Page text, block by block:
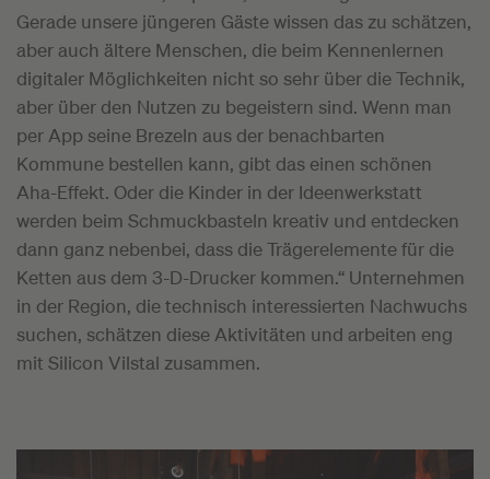
Gerade unsere jüngeren Gäste wissen das zu schätzen,
aber auch ältere Menschen, die beim Kennenlernen
digitaler Möglichkeiten nicht so sehr über die Technik,
aber über den Nutzen zu begeistern sind. Wenn man
per App seine Brezeln aus der benachbarten
Kommune bestellen kann, gibt das einen schönen
Aha-Effekt. Oder die Kinder in der Ideenwerkstatt
werden beim Schmuckbasteln kreativ und entdecken
dann ganz nebenbei, dass die Trägerelemente für die
Ketten aus dem 3-D-Drucker kommen.“ Unternehmen
in der Region, die technisch interessierten Nachwuchs
suchen, schätzen diese Aktivitäten und arbeiten eng
mit Silicon Vilstal zusammen.